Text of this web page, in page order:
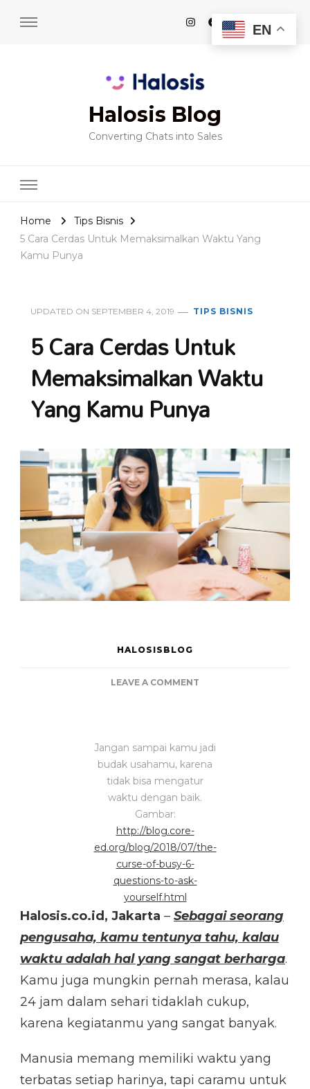
Halosis Blog
Converting Chats into Sales
Home
Tips Bisnis
5 Cara Cerdas Untuk Memaksimalkan Waktu Yang
Kamu Punya
UPDATED ON SEPTEMBER 4, 2019 TIPS BISNIS
5 Cara Cerdas Untuk
Memaksimalkan Waktu
Yang Kamu Punya
HALOSISBLOG
LEAVE A COMMENT
MEMAKSIMALKAN
WAKTU
YANG
KAMU
Jangan sampai kamu jadi
budak usahamu, karena
tidak bisa mengatur
waktu dengan baik.
Gambar:
http://blog.core-
ed.org/blog/2018/07/the-
curse-of-busy-6-
questions-to-ask-
yourself.html
Halosis.co.id, Jakarta – Sebagai seorang
pengusaha, kamu tentunya tahu, kalau
waktu adalah hal yang sangat berharga.
Kamu juga mungkin pernah merasa, kalau
24 jam dalam sehari tidaklah cukup,
karena kegiatanmu yang sangat banyak.
Manusia memang memiliki waktu yang
terbatas setiap harinya, tapi caramu untuk
EN